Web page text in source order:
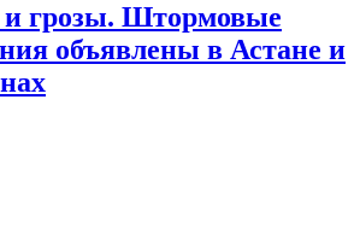
и грозы. Штормовые
объявлены в Астане и